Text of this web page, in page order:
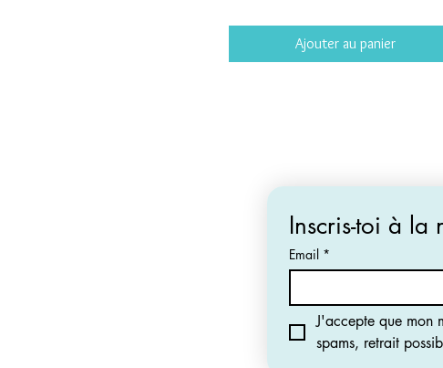
Ajouter au panier
Inscris-toi à la
Email *
J'accepte que mon
spams, retrait